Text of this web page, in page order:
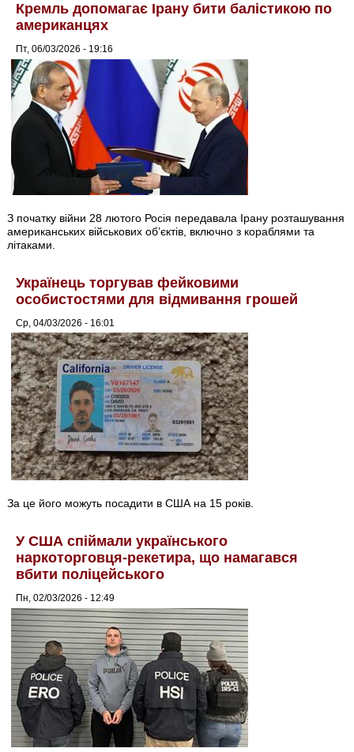
Кремль допомагає Ірану бити балістикою по
американцях
Пт, 06/03/2026 - 19:16
З початку війни 28 лютого Росія передавала Ірану розташування
американських військових обʼєктів, включно з кораблями та
літаками.
Українець торгував фейковими
особистостями для відмивання грошей
Ср, 04/03/2026 - 16:01
За це його можуть посадити в США на 15 років.
У США спіймали українського
наркоторговця-рекетира, що намагався
вбити поліцейського
Пн, 02/03/2026 - 12:49